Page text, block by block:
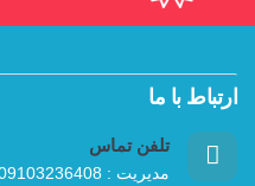
ارتباط با ما
تلفن تماس
مدیریت : 09103236408 واحد فروش : 09137444594